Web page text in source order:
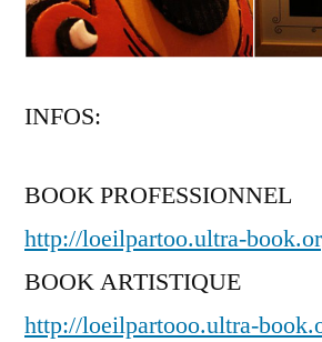
INFOS:
BOOK PROFESSIONNEL
http://loeilpartoo.ultra-
BOOK ARTISTIQUE
http://loeilpartooo.ultra-